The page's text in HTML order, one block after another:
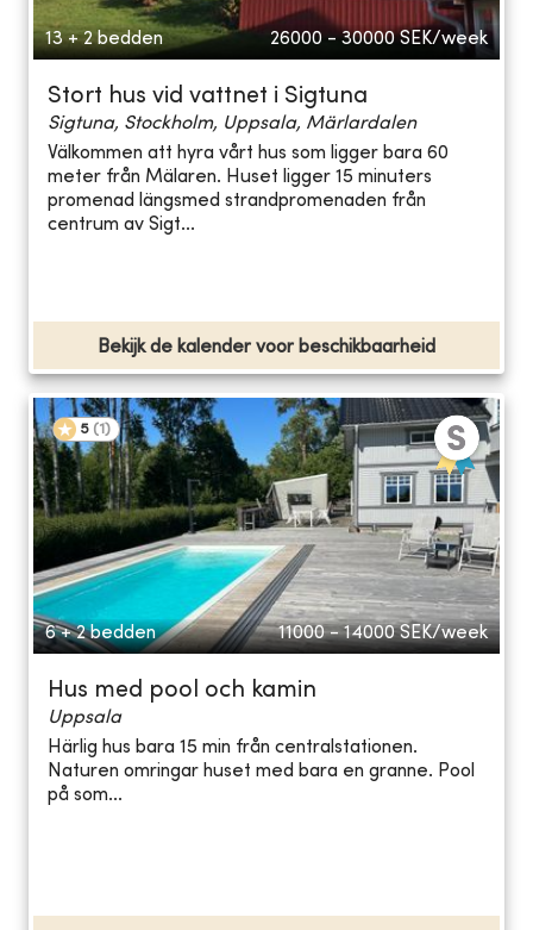
13 + 2 bedden 26000 - 30000 SEK/week
Stort hus vid vattnet i Sigtuna
Sigtuna, Stockholm, Uppsala, Märlardalen
Välkommen att hyra vårt hus som ligger bara 60
meter från Mälaren. Huset ligger 15 minuters
promenad längsmed strandpromenaden från
centrum av Sigt...
Bekijk de kalender voor beschikbaarheid
5 (1 )
6 + 2 bedden 11000 - 14000 SEK/week
Hus med pool och kamin
Uppsala
Härlig hus bara 15 min från centralstationen.
Naturen omringar huset med bara en granne. Pool
på som...